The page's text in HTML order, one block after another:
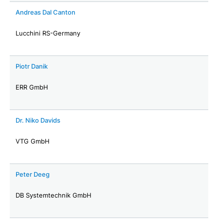
Andreas Dal Canton
Lucchini RS-Germany
Piotr Danik
ERR GmbH
Dr. Niko Davids
VTG GmbH
Peter Deeg
DB Systemtechnik GmbH